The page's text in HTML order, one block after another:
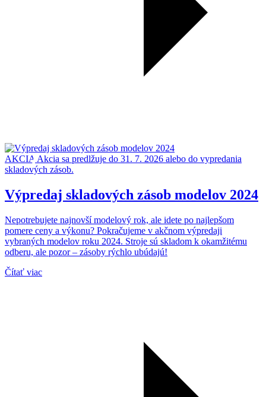
AKCIA Akcia sa predlžuje do 31. 7. 2026 alebo do vypredania
skladových zásob.
Výpredaj skladových zásob modelov 2024
Nepotrebujete najnovší modelový rok, ale idete po najlepšom
pomere ceny a výkonu? Pokračujeme v akčnom výpredaji
vybraných modelov roku 2024. Stroje sú skladom k okamžitému
odberu, ale pozor – zásoby rýchlo ubúdajú!
Čítať viac